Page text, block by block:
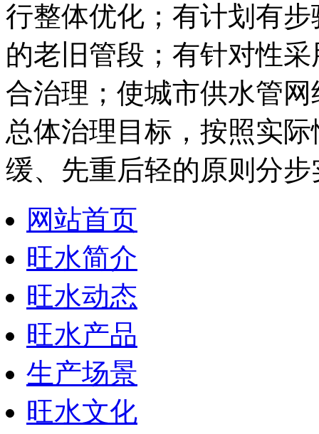
行整体优化；有计划有
的老旧管段；有针对性
合治理；使城市供水管
总体治理目标，按照实
缓、先重后轻的原则分步
网站首页
旺水简介
旺水动态
旺水产品
生产场景
旺水文化